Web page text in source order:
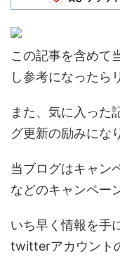
この記事を含めて
し参考になったら
また、気に入った
グ更新の励みにな
当ブログはキャン
などのキャンペー
いち早く情報を手
twitterアカウント